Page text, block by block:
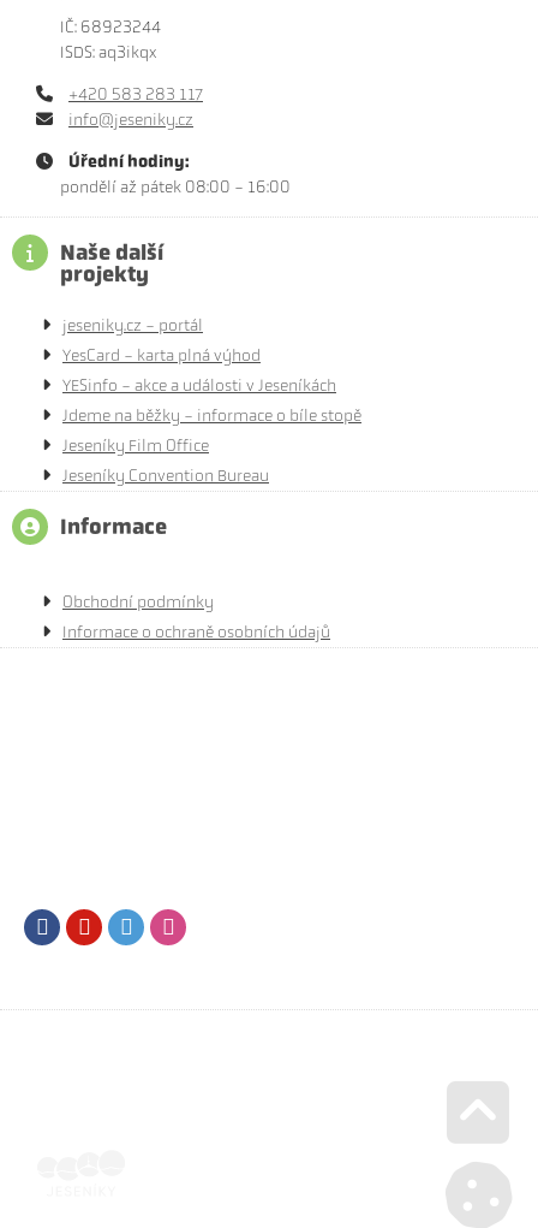
IČ: 68923244
ISDS: aq3ikqx
+420 583 283 117
info@jeseniky.cz
Úřední hodiny:
pondělí až pátek 08:00 - 16:00
Naše další
projekty
jeseniky.cz - portál
YesCard - karta plná výhod
YESinfo - akce a události v Jeseníkách
Jdeme na běžky - informace o bíle stopě
Jeseníky Film Office
Jeseníky Convention Bureau
Informace
Obchodní podmínky
Informace o ochraně osobních údajů
FacebookYoutubeTwitter
Go